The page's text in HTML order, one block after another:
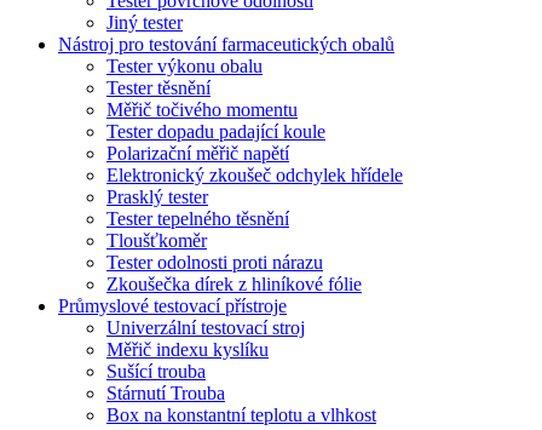
Jiný tester
Nástroj pro testování farmaceutických obalů
Tester výkonu obalu
Tester těsnění
Měřič točivého momentu
Tester dopadu padající koule
Polarizační měřič napětí
Elektronický zkoušeč odchylek hřídele
Prasklý tester
Tester tepelného těsnění
Tloušťkoměr
Tester odolnosti proti nárazu
Zkoušečka dírek z hliníkové fólie
Průmyslové testovací přístroje
Univerzální testovací stroj
Měřič indexu kyslíku
Sušící trouba
Stárnutí Trouba
Box na konstantní teplotu a vlhkost